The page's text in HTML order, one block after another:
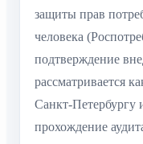
защиты прав
человека
подтверждение
рассматривается
Санкт-Петербургу
прохождение